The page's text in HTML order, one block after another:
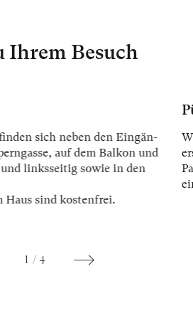
Ihrem Besuch
sich ne­ben den Ein­gän­
auf dem Bal­kon und
links­sei­tig so­wie in den
Haus sind kos­ten­frei.
1 / 4